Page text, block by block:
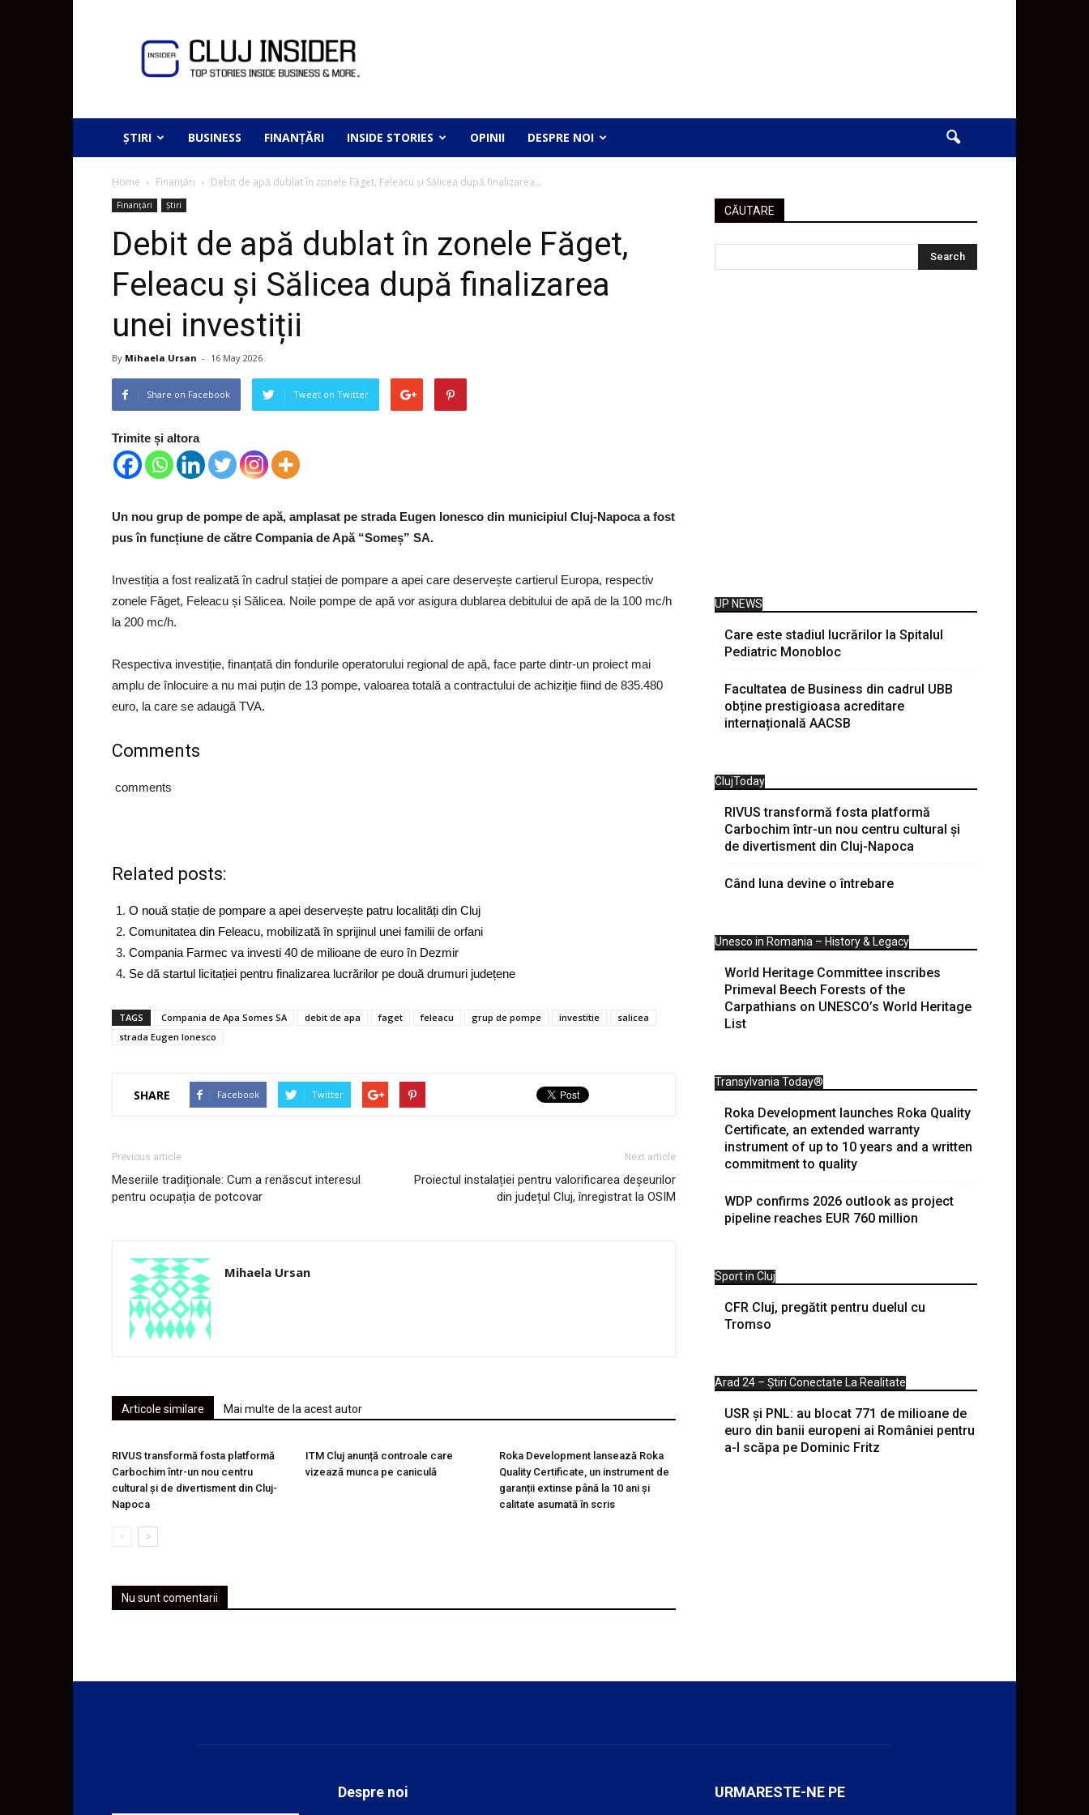
ȘTIRI BUSINESS FINANȚĂRI INSIDE STORIES OPINII DESPRE NOI
Home Finanțări Debit de apă dublat în zonele Făget, Feleacu și Sălicea după finalizarea...
Finanțări Știri
Debit de apă dublat în zonele Făget,
Feleacu și Sălicea după finalizarea
unei investiții
By Mihaela Ursan - 16 May 2026
Share on Facebook Tweet on Twitter
Trimite și altora
Un nou grup de pompe de apă, amplasat pe strada Eugen Ionesco din municipiul Cluj-Napoca a fost
pus în funcțiune de către Compania de Apă “Someș” SA.
Investiția a fost realizată în cadrul stației de pompare a apei care deservește cartierul Europa, respectiv
zonele Făget, Feleacu și Sălicea. Noile pompe de apă vor asigura dublarea debitului de apă de la 100 mc/h
la 200 mc/h.
Respectiva investiție, finanțată din fondurile operatorului regional de apă, face parte dintr-un proiect mai
amplu de înlocuire a nu mai puțin de 13 pompe, valoarea totală a contractului de achiziție fiind de 835.480
euro, la care se adaugă TVA.
Comments
comments
Related posts:
O nouă stație de pompare a apei deservește patru localități din Cluj
Comunitatea din Feleacu, mobilizată în sprijinul unei familii de orfani
Compania Farmec va investi 40 de milioane de euro în Dezmir
Se dă startul licitației pentru finalizarea lucrărilor pe două drumuri județene
TAGS Compania de Apa Somes SA debit de apa faget feleacu grup de pompe investitie
salicea
strada Eugen Ionesco
SHARE Facebook Twitter
Previous article
Meseriile tradiționale: Cum a renăscut interesul
pentru ocupația de potcovar
Next article
Proiectul instalației pentru valorificarea deșeurilor
din județul Cluj, înregistrat la OSIM
Mihaela Ursan
Articole similare Mai multe de la acest autor
RIVUS transformă fosta platformă
Carbochim într-un nou centru
cultural și de divertisment din Cluj-
Napoca
ITM Cluj anunță controale care
vizează munca pe caniculă
Roka Development lansează Roka
Quality Certificate, un instrument de
garanții extinse până la 10 ani și
calitate asumată în scris
Nu sunt comentarii
CĂUTARE
UP NEWS
Care este stadiul lucrărilor la Spitalul
Pediatric Monobloc
Facultatea de Business din cadrul UBB
obține prestigioasa acreditare
internațională AACSB
ClujToday
RIVUS transformă fosta platformă
Carbochim într-un nou centru cultural și
de divertisment din Cluj-Napoca
Când luna devine o întrebare
Unesco in Romania – History & Legacy
World Heritage Committee inscribes
Primeval Beech Forests of the
Carpathians on UNESCO’s World Heritage
List
Transylvania Today®
Roka Development launches Roka Quality
Certificate, an extended warranty
instrument of up to 10 years and a written
commitment to quality
WDP confirms 2026 outlook as project
pipeline reaches EUR 760 million
Sport in Cluj
CFR Cluj, pregătit pentru duelul cu
Tromso
Arad 24 – Știri Conectate La Realitate
USR și PNL: au blocat 771 de milioane de
euro din banii europeni ai României pentru
a-l scăpa pe Dominic Fritz
Despre noi URMARESTE-NE PE